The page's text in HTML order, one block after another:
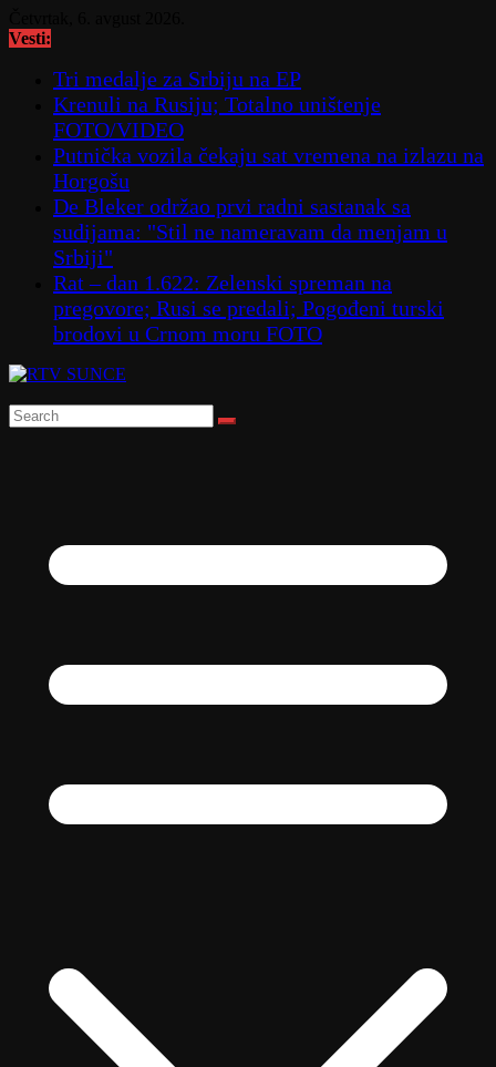
to
Vesti:
Tri medalje za Srbiju na EP
Krenuli na Rusiju; Totalno uništenje
FOTO/VIDEO
Putnička vozila čekaju sat vremena na izlazu na
Horgošu
De Bleker održao prvi radni sastanak sa
sudijama: "Stil ne nameravam da menjam u
Srbiji"
Rat – dan 1.622: Zelenski spreman na
pregovore; Rusi se predali; Pogođeni turski
brodovi u Crnom moru FOTO